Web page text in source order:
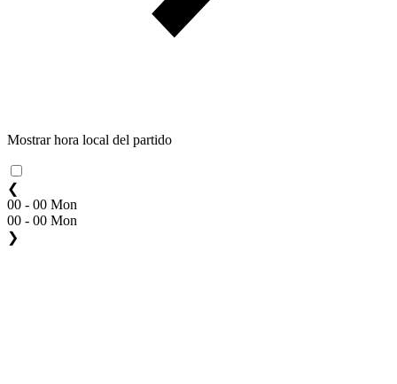
Mostrar hora local del partido
❮
00 - 00 Mon
00 - 00 Mon
❯